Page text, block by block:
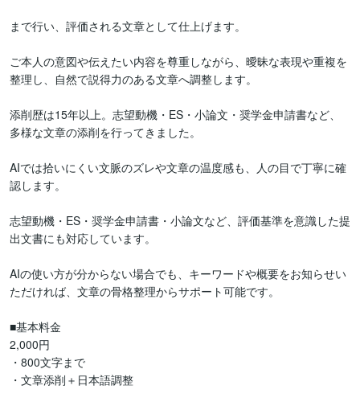
まで行い、評価される文章として仕上げます。
ご本人の意図や伝えたい内容を尊重しながら、曖昧な表現や重複を
整理し、自然で説得力のある文章へ調整します。
添削歴は15年以上。志望動機・ES・小論文・奨学金申請書など、
多様な文章の添削を行ってきました。
AIでは拾いにくい文脈のズレや文章の温度感も、人の目で丁寧に確
認します。
志望動機・ES・奨学金申請書・小論文など、評価基準を意識した提
出文書にも対応しています。
AIの使い方が分からない場合でも、キーワードや概要をお知らせい
ただければ、文章の骨格整理からサポート可能です。
■基本料金
2,000円
・800文字まで
・文章添削＋日本語調整